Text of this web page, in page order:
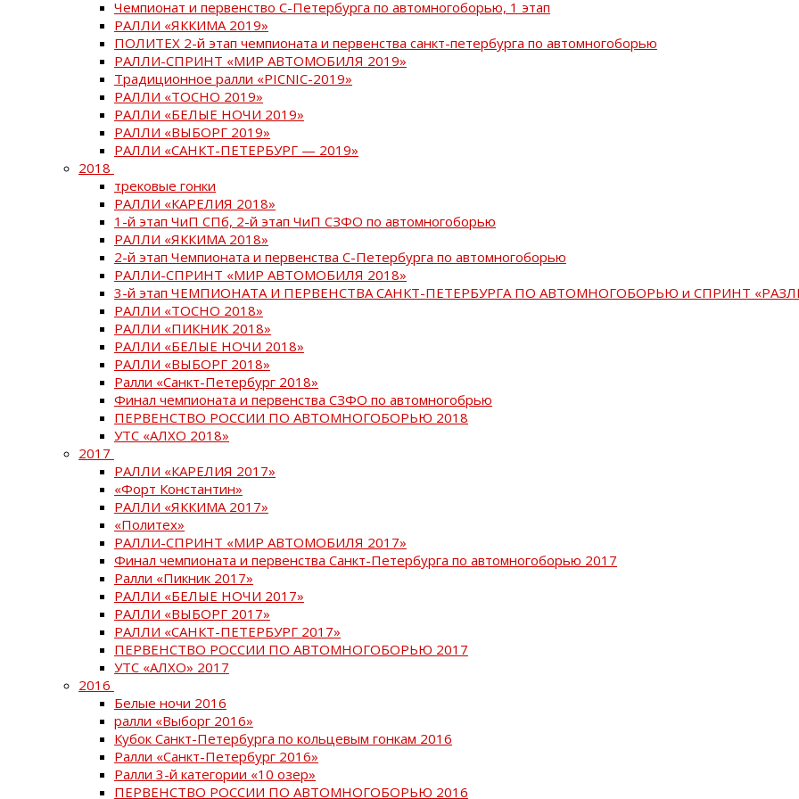
Чемпионат и первенство С-Петербурга по автомногоборью, 1 этап
РАЛЛИ «ЯККИМА 2019»
ПОЛИТЕХ 2-й этап чемпионата и первенства санкт-петербурга по автомногоборью
РАЛЛИ-СПРИНТ «МИР АВТОМОБИЛЯ 2019»
Традиционное ралли «PICNIC-2019»
РАЛЛИ «ТОСНО 2019»
РАЛЛИ «БЕЛЫЕ НОЧИ 2019»
РАЛЛИ «ВЫБОРГ 2019»
РАЛЛИ «САНКТ-ПЕТЕРБУРГ — 2019»
2018
трековые гонки
РАЛЛИ «КАРЕЛИЯ 2018»
1-й этап ЧиП СПб, 2-й этап ЧиП СЗФО по автомногоборью
РАЛЛИ «ЯККИМА 2018»
2-й этап Чемпионата и первенства С-Петербурга по автомногоборью
РАЛЛИ-СПРИНТ «МИР АВТОМОБИЛЯ 2018»
3-й этап ЧЕМПИОНАТА И ПЕРВЕНСТВА САНКТ-ПЕТЕРБУРГА ПО АВТОМНОГОБОРЬЮ и СПРИНТ
РАЛЛИ «ТОСНО 2018»
РАЛЛИ «ПИКНИК 2018»
РАЛЛИ «БЕЛЫЕ НОЧИ 2018»
РАЛЛИ «ВЫБОРГ 2018»
Ралли «Санкт-Петербург 2018»
Финал чемпионата и первенства СЗФО по автомногобрью
ПЕРВЕНСТВО РОССИИ ПО АВТОМНОГОБОРЬЮ 2018
УТС «АЛХО 2018»
2017
РАЛЛИ «КАРЕЛИЯ 2017»
«Форт Константин»
РАЛЛИ «ЯККИМА 2017»
«Политех»
РАЛЛИ-СПРИНТ «МИР АВТОМОБИЛЯ 2017»
Финал чемпионата и первенства Санкт-Петербурга по автомногоборью 2017
Ралли «Пикник 2017»
РАЛЛИ «БЕЛЫЕ НОЧИ 2017»
РАЛЛИ «ВЫБОРГ 2017»
РАЛЛИ «САНКТ-ПЕТЕРБУРГ 2017»
ПЕРВЕНСТВО РОССИИ ПО АВТОМНОГОБОРЬЮ 2017
УТС «АЛХО» 2017
2016
Белые ночи 2016
ралли «Выборг 2016»
Кубок Санкт-Петербурга по кольцевым гонкам 2016
Ралли «Санкт-Петербург 2016»
Ралли 3-й категории «10 озер»
ПЕРВЕНСТВО РОССИИ ПО АВТОМНОГОБОРЬЮ 2016